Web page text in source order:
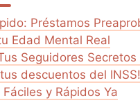
Préstamos
Edad Mental Real
Seguidores
tus descuentos del INSS!
y Rápidos Ya